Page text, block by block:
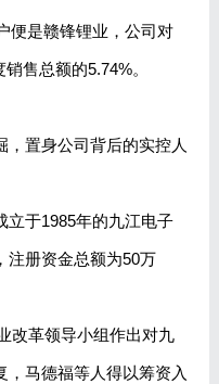
便是赣锋锂业，公司对
售总额的5.74%。
，置身公司背后的实控人
立于1985年的九江电子
注册资金总额为50万
改革领导小组作出对九
，马德福等人得以筹资入